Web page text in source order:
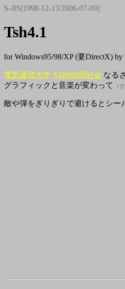
S-JIS[1998-12-13/2006-07-09]
Tsh4.1
for Windows95/98/XP (要DirectX)
電気通信大学 X68000同好会 なる
グラフィックと音楽が変わって
（
敵や弾をぎりぎりで避けるとシー